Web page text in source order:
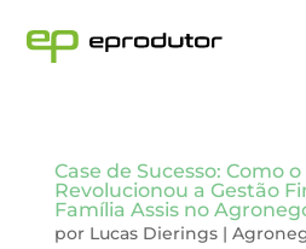
Case de Sucesso: Como
Revolucionou a Gestão
Família Assis no
por Lucas Dierings|